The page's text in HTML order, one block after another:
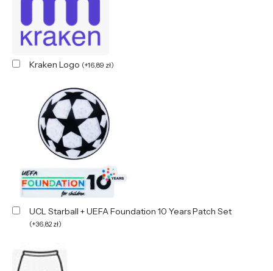
Kraken Logo (+16,89 zł)
UCL Starball + UEFA Foundation 10 Years Patch Set
(+36,82 zł)